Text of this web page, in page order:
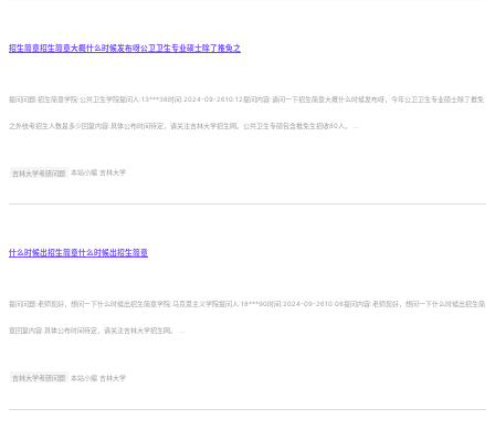
招生简章招生简章大概什么时候发布呀公卫卫生专业硕士除了推免之
提问问题:招生简章学院:公共卫生学院提问人:13***38时间:2024-09-2610:12提问内容:请问一下招生简章大概什么时候发布呀，今年公卫卫生专业硕士除了推免
之外统考招生人数是多少回复内容:具体公布时间待定，请关注吉林大学招生网。公共卫生专硕包含推免生招收80人。 ...
吉林大学考研问题 本站小编 吉林大学
什么时候出招生简章什么时候出招生简章
提问问题:老师您好，想问一下什么时候出招生简章学院:马克思主义学院提问人:18***90时间:2024-09-2610:08提问内容:老师您好，想问一下什么时候出招生简
章回复内容:具体公布时间待定，请关注吉林大学招生网。 ...
吉林大学考研问题 本站小编 吉林大学